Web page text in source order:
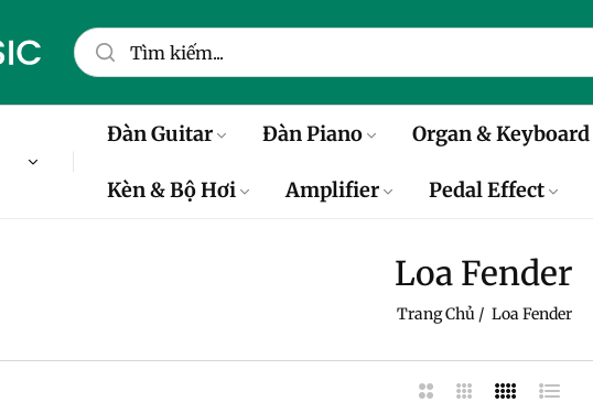
Đàn Guitar Đàn Piano Organ & Keyboard
Kèn & Bộ Hơi Amplifier Pedal Effect
Loa Fender
Trang Chủ / Loa Fender
2
3
4
Danh